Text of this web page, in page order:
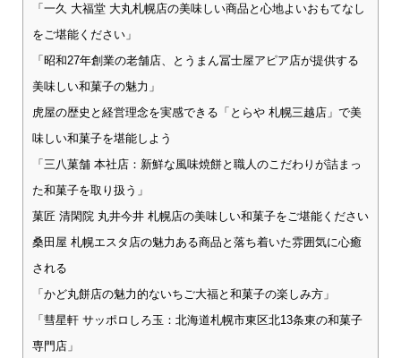
「一久 大福堂 大丸札幌店の美味しい商品と心地よいおもてなし
をご堪能ください」
「昭和27年創業の老舗店、とうまん冨士屋アピア店が提供する
美味しい和菓子の魅力」
虎屋の歴史と経営理念を実感できる「とらや 札幌三越店」で美
味しい和菓子を堪能しよう
「三八菓舗 本社店：新鮮な風味焼餅と職人のこだわりが詰まっ
た和菓子を取り扱う」
菓匠 清閑院 丸井今井 札幌店の美味しい和菓子をご堪能ください
桑田屋 札幌エスタ店の魅力ある商品と落ち着いた雰囲気に心癒
される
「かど丸餅店の魅力的ないちご大福と和菓子の楽しみ方」
「彗星軒 サッポロしろ玉：北海道札幌市東区北13条東の和菓子
専門店」